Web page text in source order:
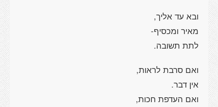
ובא עד אליך,
מאיר ומכסיף-
לתת תשובה.
ואם סרבת לראות,
אין דבר.
ואם העדפת חכות,